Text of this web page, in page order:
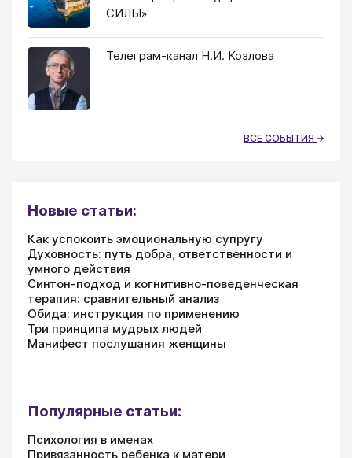
СИЛЫ»
Телеграм-канал Н.И. Козлова
ВСЕ СОБЫТИЯ
Новые статьи:
Как успокоить эмоциональную супругу
Духовность: путь добра, ответственности и
умного действия
Синтон-подход и когнитивно-поведенческая
терапия: сравнительный анализ
Обида: инструкция по применению
Три принципа мудрых людей
Манифест послушания женщины
Популярные статьи:
Психология в именах
Привязанность ребенка к матери